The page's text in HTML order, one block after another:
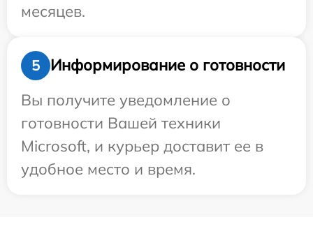
месяцев.
5
Информирование о готовности
Вы получите уведомление о
готовности Вашей техники
Microsoft, и курьер доставит ее в
удобное место и время.